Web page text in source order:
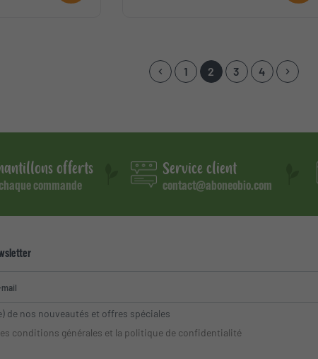
keyboard_arrow_left
Précédent
1 2 3 4 keyboard_arrow_right
Suivant
offerts
commande
Service client
contact@aboneobio.com
de nos nouveautés et offres spéciales
conditions générales et la politique de confidentialité